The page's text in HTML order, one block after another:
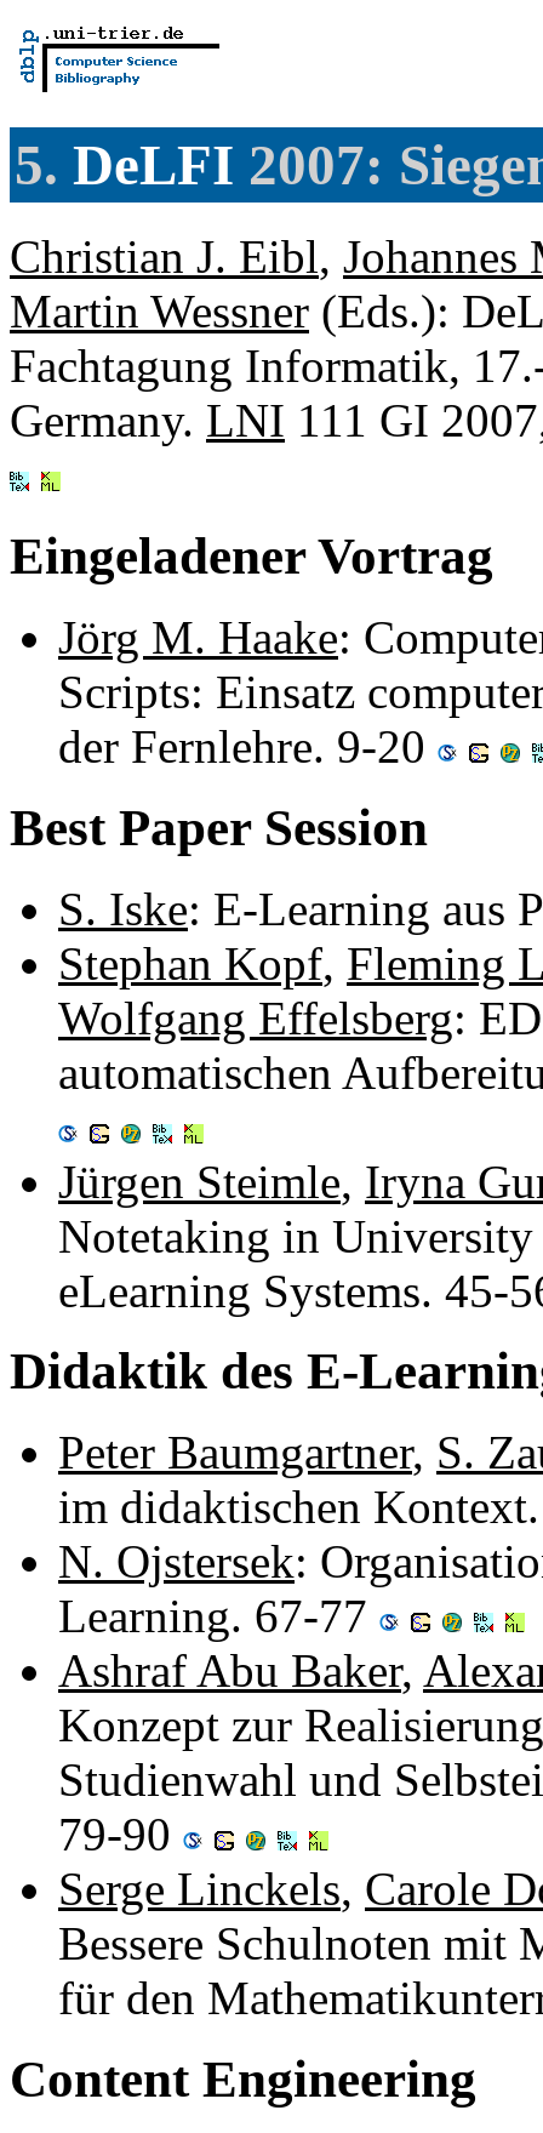
5. DeLFI 2007:
Christian J. Eibl, Johannes
Martin Wessner (Eds.):
Fachtagung Informatik,
Germany. LNI 111 GI
Eingeladener Vortrag
Jörg M. Haake:
Scripts: Einsatz
der Fernlehre. 9-20
Best Paper Session
S. Iske: E-Learning aus
Stephan Kopf, Fleming
Wolfgang Effelsberg:
automatischen
Jürgen Steimle, Iryna
Notetaking in
eLearning Systems. 45-
Didaktik des E-
Peter Baumgartner, S.
im didaktischen
N. Ojstersek:
Learning. 67-77
Ashraf Abu Baker,
Konzept zur
Studienwahl und
79-90
Serge Linckels, Carole
Bessere Schulnoten mit
für den
Content Engineering